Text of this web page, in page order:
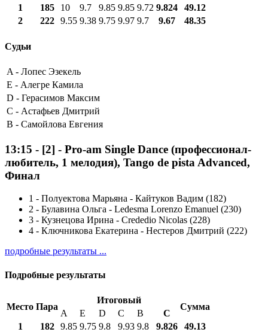
1
185 10 9.7 9.85 9.85 9.72 9.824
49.12
2
222 9.55 9.38 9.75 9.97 9.7 9.67 48.35
Судьи
A - Лопес Эзекель
E - Алегре Камила
D - Герасимов Максим
C - Астафьев Дмитрий
B - Самойлова Евгения
13:15 - [2] - Pro-am Single Dance (профессионал-
любитель, 1 мелодия), Tango de pista Advanced,
Финал
1 - Полуектова Марьяна - Кайтуков Вадим (182)
2 - Булавина Ольга - Ledesma Lorenzo Emanuel (230)
3 - Кузнецова Ирина - Crededio Nicolas (228)
4 - Ключникова Екатерина - Нестеров Дмитрий (222)
подробные результаты ...
Подробные результаты
Место Пара
Итоговый
Сумма
A E D C B
С
1
182 9.85 9.75 9.8 9.93 9.8 9.826
49.13